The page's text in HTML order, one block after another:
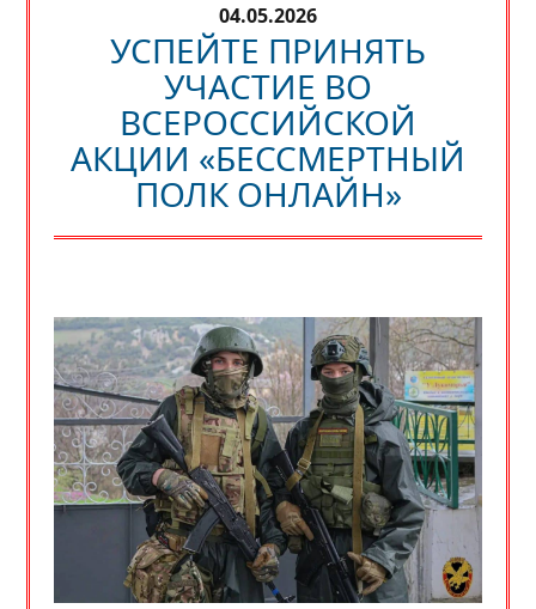
04.05.2026
УСПЕЙТЕ ПРИНЯТЬ
УЧАСТИЕ ВО
ВСЕРОССИЙСКОЙ
АКЦИИ «БЕССМЕРТНЫЙ
ПОЛК ОНЛАЙН»